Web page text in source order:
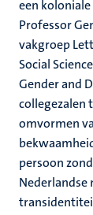
een
Professor
vakgroep
Social
Gender and
collegezalen
omvormen
persoon
Nederlandse